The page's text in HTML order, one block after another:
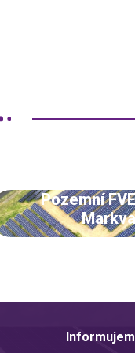
Pozemní